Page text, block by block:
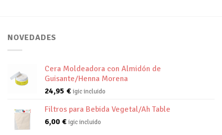
NOVEDADES
Cera Moldeadora con Almidón de
Guisante/Henna Morena
24,95 € igic incluido
Filtros para Bebida Vegetal/Ah Table
6,00 € igic incluido